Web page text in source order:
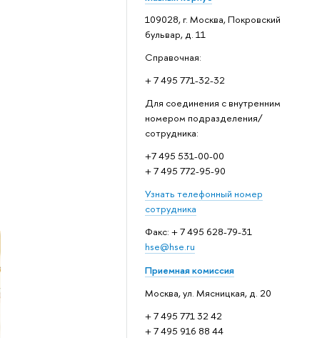
109028, г. Москва, Покровский
бульвар, д. 11
Справочная:
+ 7 495 771-32-32
Для соединения с внутренним
номером подразделения/
сотрудника:
+7 495 531-00-00
+ 7 495 772-95-90
Узнать телефонный номер
сотрудника
Факс: + 7 495 628-79-31
hse@hse.ru
Приемная комиссия
Москва, ул. Мясницкая, д. 20
+ 7 495 771 32 42
+ 7 495 916 88 44